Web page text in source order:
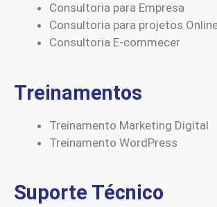
Consultoria para Empresa
Consultoria para projetos
Consultoria E-commecer
Treinamentos
Treinamento Marketing Digital
Treinamento WordPress
Suporte Técnico